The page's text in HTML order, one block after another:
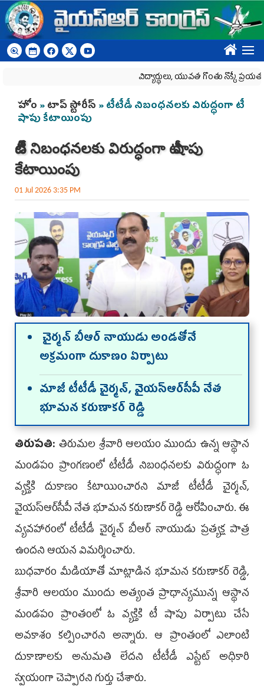
Skip to main content
????
విద్యార్థులు, యువత గొంతు నొక్కే ప్రయత్నం
You are here
హోం »టాప్ స్టోరీస్ » టీటీడీ నిబంధనలకు విరుద్ధంగా టీ
షాపు కేటాయింపు
టీటీడీ నిబంధనలకు విరుద్ధంగా టీ షాపు
కేటాయింపు
01 Jul 2026 3:35 PM
చైర్మన్ బీఆర్ నాయుడు అండతోనే
అక్రమంగా దుకాణం ఏర్పాటు
మాజీ టీటీడీ చైర్మన్, వైయ‌స్ఆర్‌సీపీ నేత
భూమన కరుణాకర్ రెడ్డి
తిరుప‌తి:తిరుమల శ్రీవారి ఆలయం ముందు ఉన్న ఆస్థాన
మండపం ప్రాంగణంలో టీటీడీ నిబంధనలకు విరుద్ధంగా ఓ
వ్యక్తికి దుకాణం కేటాయించారని మాజీ టీటీడీ చైర్మన్,
వైయ‌స్ఆర్‌సీపీ నేత భూమన కరుణాకర్ రెడ్డి ఆరోపించారు. ఈ
వ్యవహారంలో టీటీడీ చైర్మన్ బీఆర్ నాయుడు ప్రత్యక్ష పాత్ర
ఉందని ఆయన విమర్శించారు.
బుధ‌వారం మీడియాతో మాట్లాడిన భూమన కరుణాకర్ రెడ్డి,
శ్రీవారి ఆలయం ముందు అత్యంత ప్రాధాన్యమున్న ఆస్థాన
మండపం ప్రాంతంలో ఓ వ్యక్తికి టీ షాపు ఏర్పాటు చేసే
అవకాశం కల్పించారని అన్నారు. ఆ ప్రాంతంలో ఎలాంటి
దుకాణాలకు అనుమతి లేదని టీటీడీ ఎస్టేట్ అధికారి
స్వయంగా చెప్పారని గుర్తు చేశారు.